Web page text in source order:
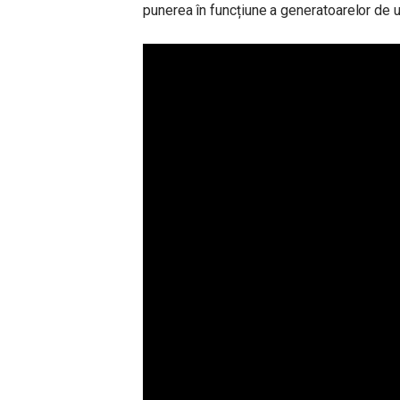
punerea în funcțiune a generatoarelor de